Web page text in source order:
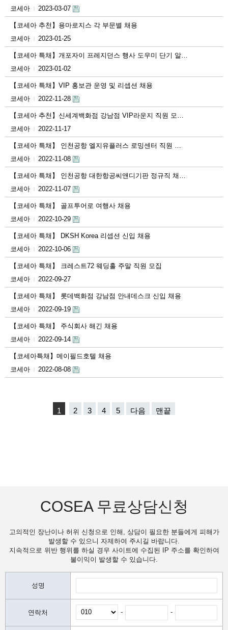
코세아
2023-03-07
【코세아 추천】용마로지스 각 부문별 채용
코세아
2023-01-25
【코세아 특채】개포자이 프레지던스 행사 도우미 단기 알…
코세아
2023-01-02
【코세아 특채】VIP 홍보관 운영 및 리셉션 채용
코세아
2022-11-28
【코세아 추천】신세계백화점 강남점 VIP라운지 직원 모…
코세아
2022-11-17
【코세아 특채】 인천공항 엘지유플러스 로밍센터 직원 …
코세아
2022-11-08
【코세아 특채】 인천공항 대한항공씨앤디기판 정규직 채…
코세아
2022-11-07
【코세아 특채】 골프투어로 여행사 채용
코세아
2022-10-29
【코세아 특채】 DKSH Korea 리셉션 신입 채용
코세아
2022-10-06
【코세아 특채】 크레스트72 웨딩홀 주말 직원 모집
코세아
2022-09-27
【코세아 특채】 롯데백화점 강남점 안내데스크 신입 채용
코세아
2022-09-19
【코세아 특채】 주식회사 해긴 채용
코세아
2022-09-14
【코세아특채 】메이필드호텔 채용
코세아
2022-08-08
1 2 3 4 5 다음 맨끝
COSEA 무료상담신청
고의적인 장난이나 허위 신청으로 인해, 상담이 필요한 분들에게 피해가
발생할 수 있으니 자제하여 주시길 바랍니다.
지속적으로 위반 행위를 하실 경우 사이트에 수집된 IP 주소를 확인하여
불이익이 발생할 수 있습니다.
성명
연락처 - -